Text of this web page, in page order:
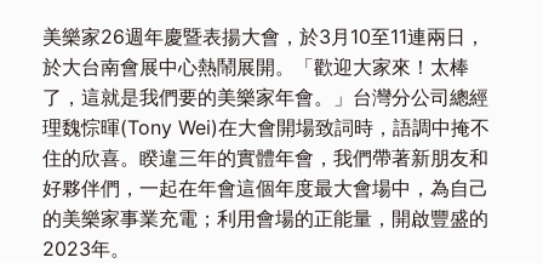
美樂家26週年慶暨表揚大會，於3月10至11連兩日，
於大台南會展中心熱鬧展開。「歡迎大家來！太棒
了，這就是我們要的美樂家年會。」台灣分公司總經
理魏悰暉(Tony Wei)在大會開場致詞時，語調中掩不
住的欣喜。睽違三年的實體年會，我們帶著新朋友和
好夥伴們，一起在年會這個年度最大會場中，為自己
的美樂家事業充電；利用會場的正能量，開啟豐盛的
2023年。